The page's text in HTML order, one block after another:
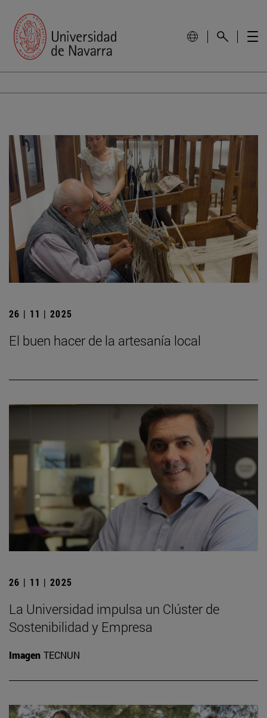
26 | 11 | 2025
El buen hacer de la artesanía local
26 | 11 | 2025
La Universidad impulsa un Clúster de
Sostenibilidad y Empresa
Imagen TECNUN